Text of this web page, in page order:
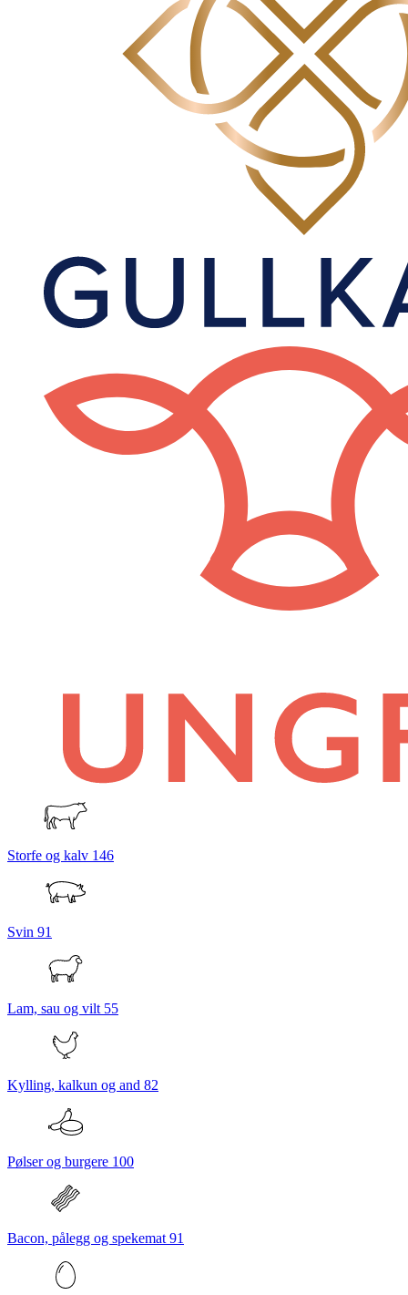
Storfe og kalv 146
Svin 91
Lam, sau og vilt 55
Kylling, kalkun og and 82
Pølser og burgere 100
Bacon, pålegg og spekemat 91